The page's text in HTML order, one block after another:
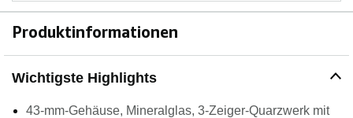
Produktinformationen
Wichtigste Highlights
43-mm-Gehäuse, Mineralglas, 3-Zeiger-Quarzwerk mit